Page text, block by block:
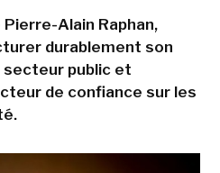
Alain Raphan,
durablement son
public et
de confiance sur les